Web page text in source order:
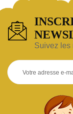
Suivez les